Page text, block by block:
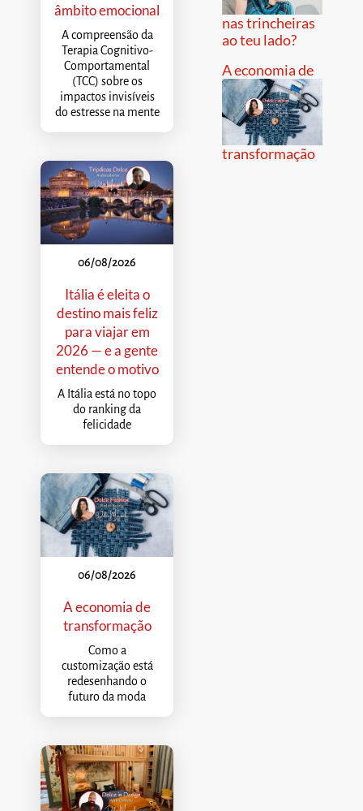
âmbito emocional
A compreensão da
Terapia Cognitivo-
Comportamental
(TCC) sobre os
impactos invisíveis
do estresse na mente
06/08/2026
Itália é eleita o
destino mais feliz
para viajar em
2026 — e a gente
entende o motivo
A Itália está no topo
do ranking da
felicidade
06/08/2026
A economia de
transformação
Como a
customização está
redesenhando o
futuro da moda
nas trincheiras
ao teu lado?
A economia de
transformação